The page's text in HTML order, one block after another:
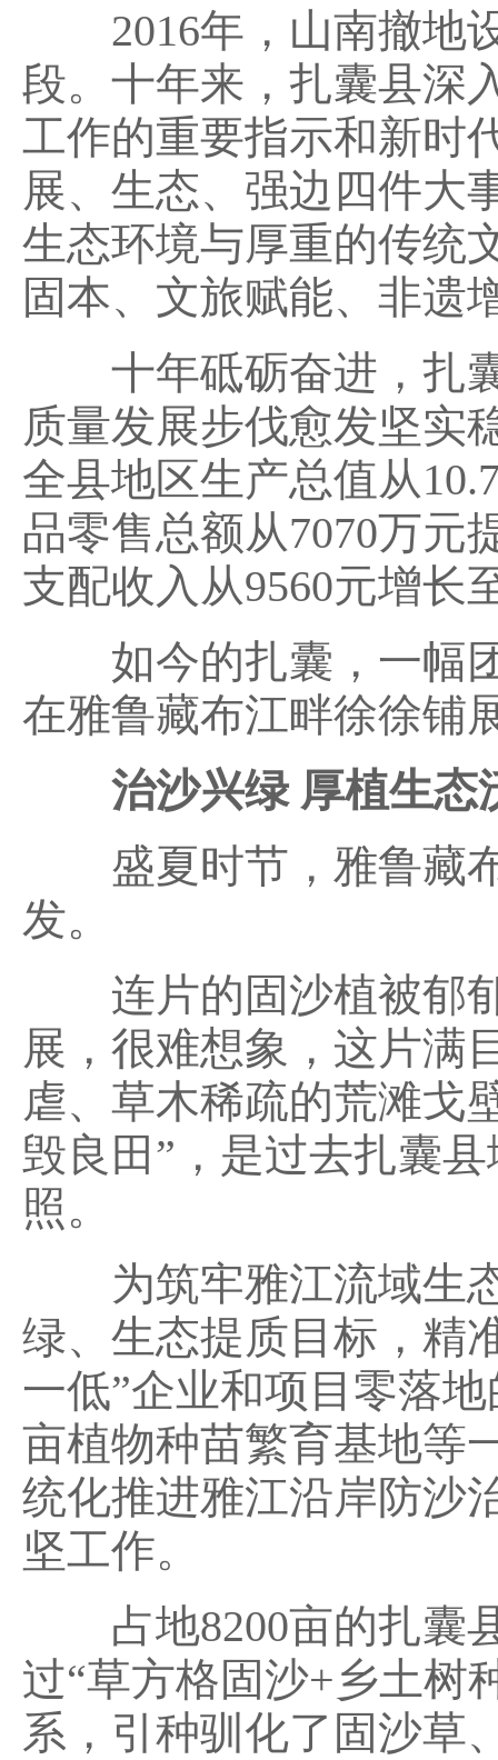
2016年，山南撤地
段。十年来，扎囊县深
工作的重要指示和新时
展、生态、强边四件大
生态环境与厚重的传统
固本、文旅赋能、非遗
十年砥砺奋进，扎囊
质量发展步伐愈发坚实
全县地区生产总值从
品零售总额从7070万元
支配收入从9560元增长
如今的扎囊，一幅团
在雅鲁藏布江畔徐徐铺
治沙兴绿 厚植生态
盛夏时节，雅鲁藏布
发。
连片的固沙植被郁郁
展，很难想象，这片满
虐、草木稀疏的荒滩戈
毁良田”，是过去扎囊
照。
为筑牢雅江流域生态
绿、生态提质目标，精
一低”企业和项目零落
亩植物种苗繁育基地等
统化推进雅江沿岸防沙
坚工作。
占地8200亩的扎囊
过“草方格固沙+乡土树
系，引种驯化了固沙草